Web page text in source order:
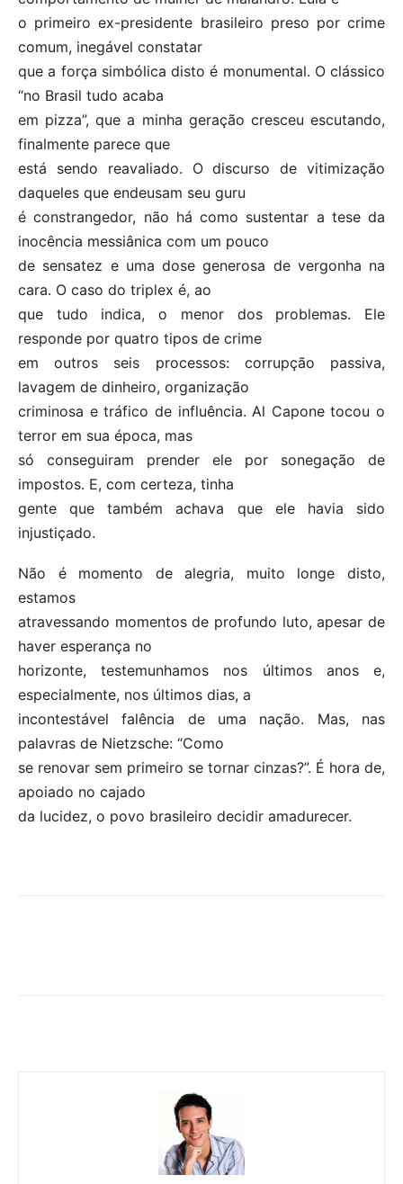
o primeiro ex-presidente brasileiro preso por crime
comum, inegável constatar
que a força simbólica disto é monumental. O clássico
“no Brasil tudo acaba
em pizza”, que a minha geração cresceu escutando,
finalmente parece que
está sendo reavaliado. O discurso de vitimização
daqueles que endeusam seu guru
é constrangedor, não há como sustentar a tese da
inocência messiânica com um pouco
de sensatez e uma dose generosa de vergonha na
cara. O caso do triplex é, ao
que tudo indica, o menor dos problemas. Ele
responde por quatro tipos de crime
em outros seis processos: corrupção passiva,
lavagem de dinheiro, organização
criminosa e tráfico de influência. Al Capone tocou o
terror em sua época, mas
só conseguiram prender ele por sonegação de
impostos. E, com certeza, tinha
gente que também achava que ele havia sido
injustiçado.
Não é momento de alegria, muito longe disto,
estamos
atravessando momentos de profundo luto, apesar de
haver esperança no
horizonte, testemunhamos nos últimos anos e,
especialmente, nos últimos dias, a
incontestável falência de uma nação. Mas, nas
palavras de Nietzsche: “Como
se renovar sem primeiro se tornar cinzas?”. É hora de,
apoiado no cajado
da lucidez, o povo brasileiro decidir amadurecer.